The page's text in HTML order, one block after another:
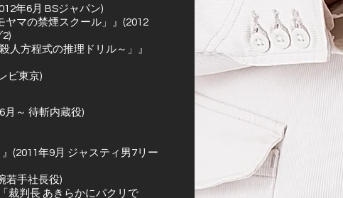
年6月 BSジャパン)
ヤマの禁煙スクール」』(2012
人方程式の推理ドリル～」』
ビ東京)
月～ 待斬内蔵役)
(2011年9月 ジャスティ男7リー
若手社長役)
裁判長 あきらかにパクリで